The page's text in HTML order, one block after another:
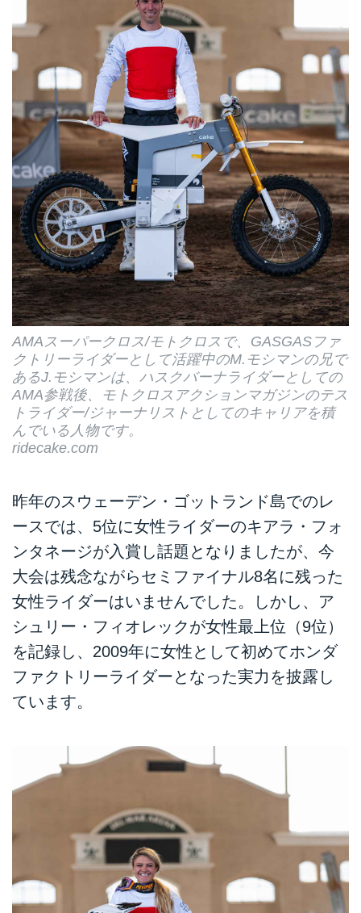
AMAスーパークロス/モトクロスで、GASGASファ
クトリーライダーとして活躍中のM.モシマンの兄で
あるJ.モシマンは、ハスクバーナライダーとしての
AMA参戦後、モトクロスアクションマガジンのテス
トライダー/ジャーナリストとしてのキャリアを積
んでいる人物です。
ridecake.com
昨年のスウェーデン・ゴットランド島でのレ
ースでは、5位に女性ライダーのキアラ・フォ
ンタネージが入賞し話題となりましたが、今
大会は残念ながらセミファイナル8名に残った
女性ライダーはいませんでした。しかし、ア
シュリー・フィオレックが女性最上位（9位）
を記録し、2009年に女性として初めてホンダ
ファクトリーライダーとなった実力を披露し
ています。